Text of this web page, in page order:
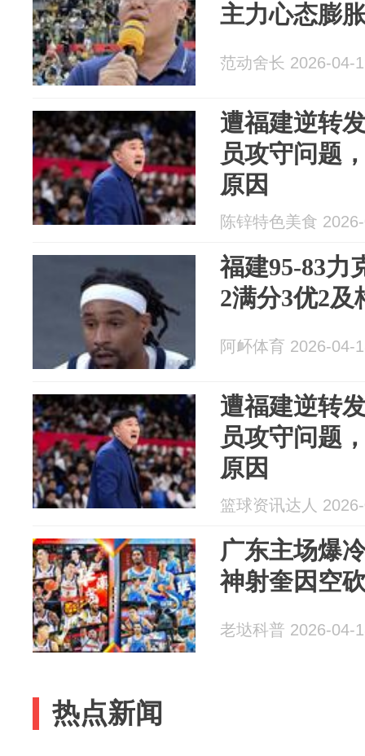
主力心态膨
范动舍长 2026-04-
遭福建逆转
员攻守问题
原因
陈锌特色美食
福建95-83力
2满分3优2及
阿衃体育 2026-04-
遭福建逆转
员攻守问题
原因
篮球资讯达人
广东主场爆
神射奎因空
老垯科普 2026-04-
热点新闻